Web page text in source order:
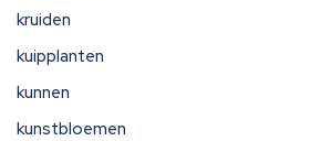
kruiden
kuipplanten
kunnen
kunstbloemen